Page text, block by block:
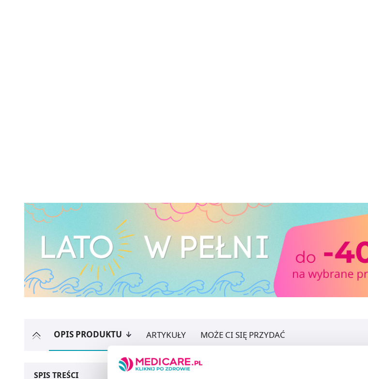
OPIS PRODUKTU ARTYKUŁY MOŻE CI SIĘ PRZYDAĆ
SPIS TREŚCI